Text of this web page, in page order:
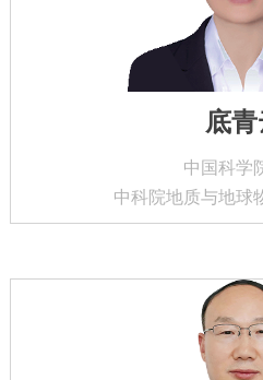
底
中国科学
中科院地质与地球